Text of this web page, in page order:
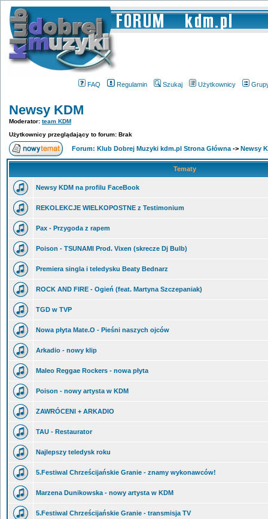
FAQ Regulamin Szukaj Użytkownicy
Newsy KDM
Moderator: team KDM
Użytkownicy przeglądający to forum: Brak
Forum: Klub Dobrej Muzyki kdm.pl Strona Główna -> Newsy
Tematy
Newsy KDM na profilu FaceBook
REKOLEKCJE WIELKOPOSTNE z Testimonium
Pax - Przygoda z rapem
Poison - TSUNAMI Prod. Vixen (skrecze Dj Bulb)
Premiera singla i teledysku Beaty Bednarz
ROCK AND FIRE - Ogień (feat. Martyna Szczepaniak)
TGD w TVP
Nowa płyta Mate.O - Pieśni naszych ojców
Arkadio - nowy klip
Maleo Reggae Rockers - nowa płyta
Poison - nowy artysta w KDM
ZAWRÓCENI + ARKADIO
TAU - Restaurator
Najlepszy teledysk roku
5.Festiwal Chrześcijańskie Granie - znamy wykonawców!
Marzena Dunikowska - nowy artysta w KDM
5.Festiwal Chrześcijańskie Granie - transmisja TV